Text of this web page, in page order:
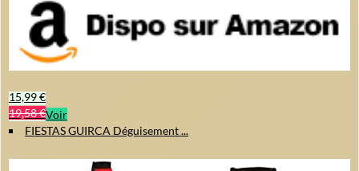
15,99 €
19,58 €Voir
FIESTAS GUIRCA Déguisement ...